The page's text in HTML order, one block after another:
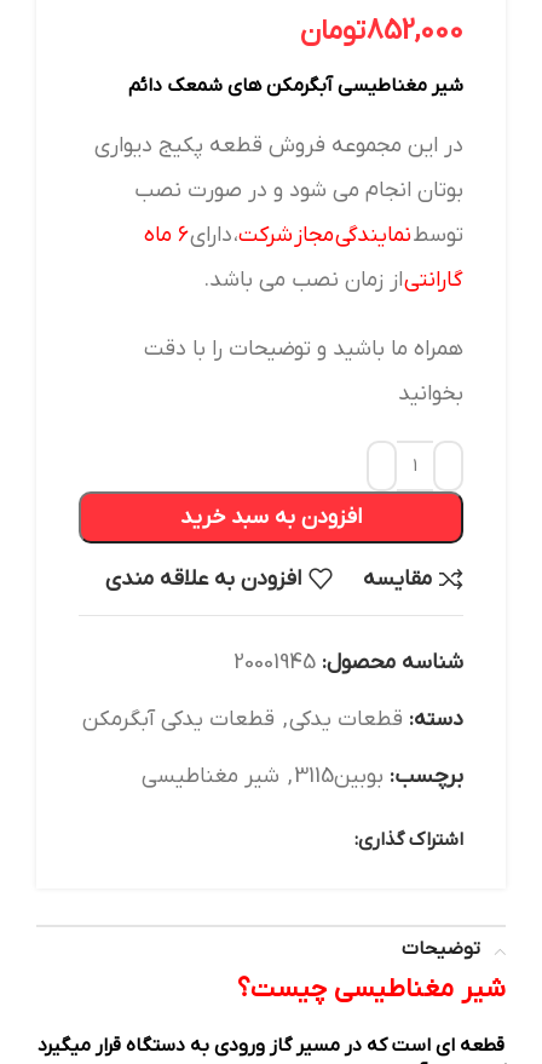
852,000تومان
شیر مغناطیسی آبگرمکن های شمعک دائم
در این مجموعه فروش قطعه پکیج دیواری
بوتان انجام می شود و در صورت نصب
توسطنمایندگی مجاز شرکت، دارای
۶ ماه
گارانتیاز زمان نصب می باشد.
همراه ما باشید و توضیحات را با دقت
بخوانید
افزودن به سبد خرید
مقایسه افزودن به علاقه مندی
شناسه محصول: 20001945
دسته: قطعات یدکی, قطعات یدکی آبگرمکن
برچسب: بوبین3115 , شیر مغناطیسی
اشتراک گذاری:
توضیحات
شیر مغناطیسی چیست؟
قطعه ای است که در مسیر گاز ورودی به دستگاه قرار میگیرد